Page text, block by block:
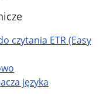
czytania ETR (Easy
języka